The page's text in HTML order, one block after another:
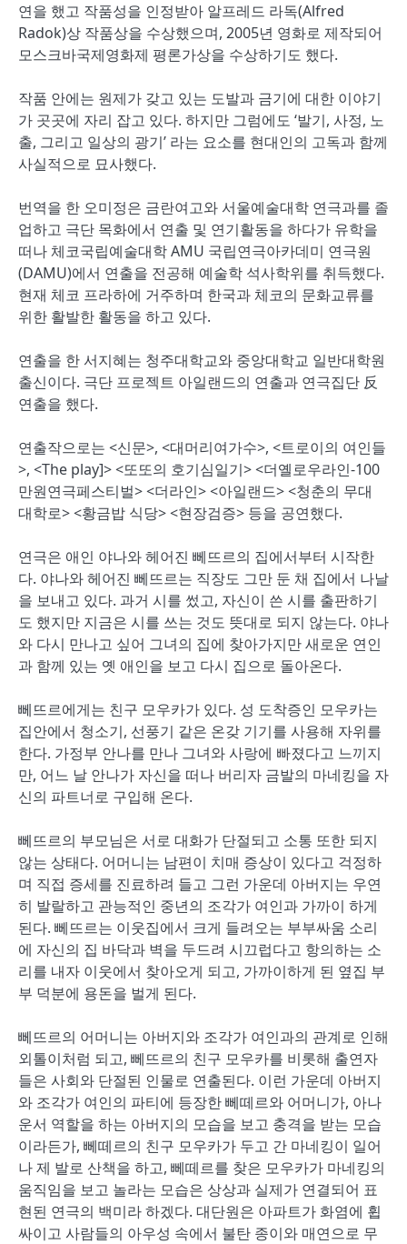
연을 했고 작품성을 인정받아 알프레드 라독(Alfred
Radok)상 작품상을 수상했으며, 2005년 영화로 제작되어
모스크바국제영화제 평론가상을 수상하기도 했다.
작품 안에는 원제가 갖고 있는 도발과 금기에 대한 이야기
가 곳곳에 자리 잡고 있다. 하지만 그럼에도 ‘발기, 사정, 노
출, 그리고 일상의 광기’ 라는 요소를 현대인의 고독과 함께
사실적으로 묘사했다.
번역을 한 오미정은 금란여고와 서울예술대학 연극과를 졸
업하고 극단 목화에서 연출 및 연기활동을 하다가 유학을
떠나 체코국립예술대학 AMU 국립연극아카데미 연극원
(DAMU)에서 연출을 전공해 예술학 석사학위를 취득했다.
현재 체코 프라하에 거주하며 한국과 체코의 문화교류를
위한 활발한 활동을 하고 있다.
연출을 한 서지혜는 청주대학교와 중앙대학교 일반대학원
출신이다. 극단 프로젝트 아일랜드의 연출과 연극집단 反
연출을 했다.
연출작으로는 <신문>, <대머리여가수>, <트로이의 여인들
>, <The play]> <또또의 호기심일기> <더옐로우라인-100
만원연극페스티벌> <더라인> <아일랜드> <청춘의 무대
대학로> <황금밥 식당> <현장검증> 등을 공연했다.
연극은 애인 야나와 헤어진 뻬뜨르의 집에서부터 시작한
다. 야나와 헤어진 뻬뜨르는 직장도 그만 둔 채 집에서 나날
을 보내고 있다. 과거 시를 썼고, 자신이 쓴 시를 출판하기
도 했지만 지금은 시를 쓰는 것도 뜻대로 되지 않는다. 야나
와 다시 만나고 싶어 그녀의 집에 찾아가지만 새로운 연인
과 함께 있는 옛 애인을 보고 다시 집으로 돌아온다.
뻬뜨르에게는 친구 모우카가 있다. 성 도착증인 모우카는
집안에서 청소기, 선풍기 같은 온갖 기기를 사용해 자위를
한다. 가정부 안나를 만나 그녀와 사랑에 빠졌다고 느끼지
만, 어느 날 안나가 자신을 떠나 버리자 금발의 마네킹을 자
신의 파트너로 구입해 온다.
뻬뜨르의 부모님은 서로 대화가 단절되고 소통 또한 되지
않는 상태다. 어머니는 남편이 치매 증상이 있다고 걱정하
며 직접 증세를 진료하려 들고 그런 가운데 아버지는 우연
히 발랄하고 관능적인 중년의 조각가 여인과 가까이 하게
된다. 뻬뜨르는 이웃집에서 크게 들려오는 부부싸움 소리
에 자신의 집 바닥과 벽을 두드려 시끄럽다고 항의하는 소
리를 내자 이웃에서 찾아오게 되고, 가까이하게 된 옆집 부
부 덕분에 용돈을 벌게 된다.
뻬뜨르의 어머니는 아버지와 조각가 여인과의 관계로 인해
외톨이처럼 되고, 뻬뜨르의 친구 모우카를 비롯해 출연자
들은 사회와 단절된 인물로 연출된다. 이런 가운데 아버지
와 조각가 여인의 파티에 등장한 뻬떼르와 어머니가, 아나
운서 역할을 하는 아버지의 모습을 보고 충격을 받는 모습
이라든가, 뻬떼르의 친구 모우카가 두고 간 마네킹이 일어
나 제 발로 산책을 하고, 뻬떼르를 찾은 모우카가 마네킹의
움직임을 보고 놀라는 모습은 상상과 실제가 연결되어 표
현된 연극의 백미라 하겠다. 대단원은 아파트가 화염에 휩
싸이고 사람들의 아우성 속에서 불탄 종이와 매연으로 무